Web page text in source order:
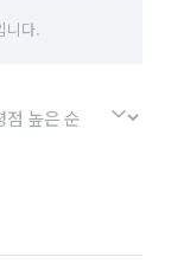
니다.